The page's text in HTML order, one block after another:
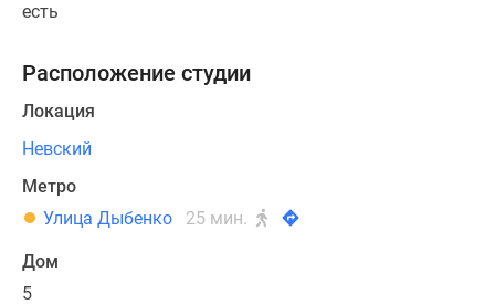
есть
Расположение студии
Локация
Невский
Метро
Улица Дыбенко
25 мин.
Дом
5